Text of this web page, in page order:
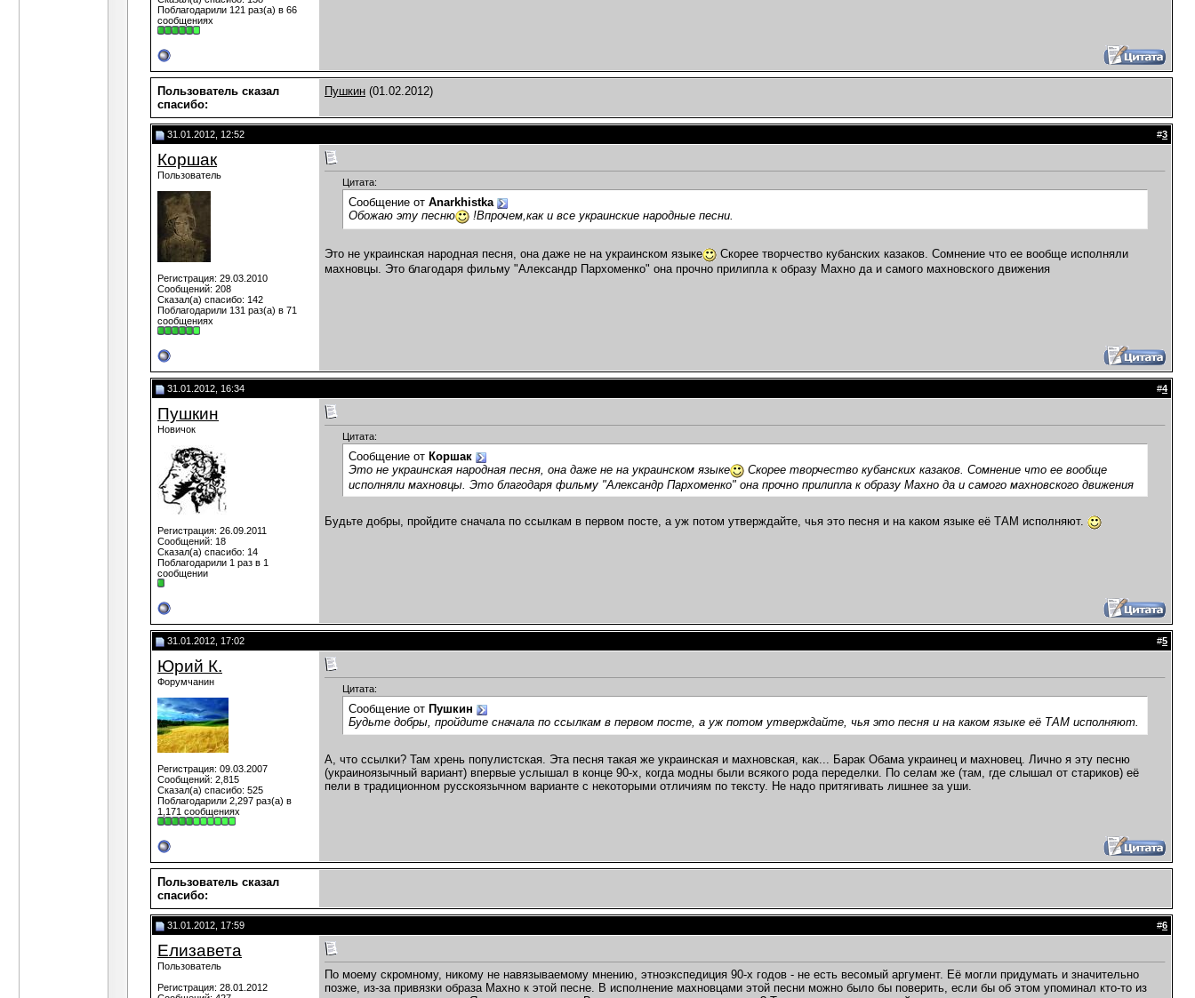
Поблагодарили 121 раз(а) в 66
сообщениях
Пользователь сказал
cпасибо:
Пушкин (01.02.2012)
31.01.2012, 12:52 #3
Коршак
Пользователь
Регистрация: 29.03.2010
Сообщений: 208
Сказал(а) спасибо: 142
Поблагодарили 131 раз(а) в 71
сообщениях
Цитата:
Сообщение от Anarkhistka
Обожаю эту песню
!Впрочем,как и все украинские народные песни.
Это не украинская народная песня, она даже не на украинском языке
Скорее творчество кубанских казаков. Сомнение что ее вообще исполняли
махновцы. Это благодаря фильму "Александр Пархоменко" она прочно прилипла к образу Махно да и самого махновского движения
31.01.2012, 16:34 #4
Пушкин
Новичок
Регистрация: 26.09.2011
Сообщений: 18
Сказал(а) спасибо: 14
Поблагодарили 1 раз в 1
сообщении
Цитата:
Сообщение от Коршак
Это не украинская народная песня, она даже не на украинском языке
Скорее творчество кубанских казаков. Сомнение что ее вообще
исполняли махновцы. Это благодаря фильму "Александр Пархоменко" она прочно прилипла к образу Махно да и самого махновского движения
Будьте добры, пройдите сначала по ссылкам в первом посте, а уж потом утверждайте, чья это песня и на каком языке её ТАМ исполняют.
31.01.2012, 17:02 #5
Юрий К.
Форумчанин
Регистрация: 09.03.2007
Сообщений: 2,815
Сказал(а) спасибо: 525
Поблагодарили 2,297 раз(а) в
1,171 сообщениях
Цитата:
Сообщение от Пушкин
Будьте добры, пройдите сначала по ссылкам в первом посте, а уж потом утверждайте, чья это песня и на каком языке её ТАМ исполняют.
А, что ссылки? Там хрень популистская. Эта песня такая же украинская и махновская, как... Барак Обама украинец и махновец. Лично я эту песню
(украиноязычный вариант) впервые услышал в конце 90-х, когда модны были всякого рода переделки. По селам же (там, где слышал от стариков) её
пели в традиционном русскоязычном варианте с некоторыми отличиям по тексту. Не надо притягивать лишнее за уши.
Пользователь сказал
cпасибо:
31.01.2012, 17:59 #6
Елизавета
Пользователь
Регистрация: 28.01.2012
По моему скромному, никому не навязываемому мнению, этноэкспедиция 90-х годов - не есть весомый аргумент. Её могли придумать и значительно
позже, из-за привязки образа Махно к этой песне. В исполнение махновцами этой песни можно было бы поверить, если бы об этом упоминал кто-то из